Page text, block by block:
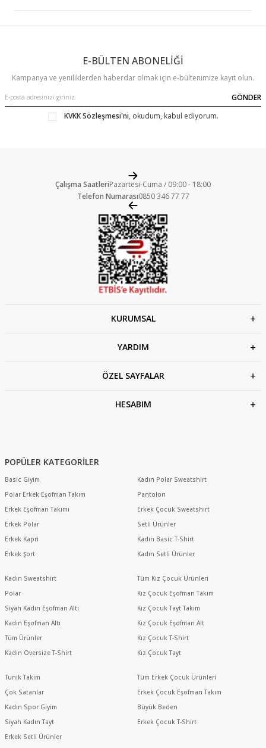
E-BÜLTEN ABONELİĞİ
Kampanya ve yeniliklerden haberdar olmak için e-bültenimize kayıt olun.
GÖNDER
KVKK Sözleşmesi'ni, okudum, kabul ediyorum.
Çalışma SaatleriPazartesi-Cuma / 09:00 - 18:00
Telefon Numarası0850 346 77 77
KURUMSAL
YARDIM
ÖZEL SAYFALAR
HESABIM
POPÜLER KATEGORİLER
Basic Giyim
Polar Erkek Eşofman Takım
Erkek Eşofman Takımı
Erkek Polar
Erkek Kapri
Erkek Şort
Kadın Sweatshirt
Polar
Siyah Kadın Eşofman Altı
Kadın Eşofman Altı
Tüm Ürünler
Kadın Oversize T-Shirt
Tunik Takım
Çok Satanlar
Kadın Spor Giyim
Siyah Kadın Tayt
Erkek Setli Ürünler
Kadın Polar Sweatshirt
Pantolon
Erkek Çocuk Sweatshirt
Setli Ürünler
Kadın Basic T-Shirt
Kadın Setli Ürünler
Tüm Kız Çocuk Ürünleri
Kız Çocuk Eşofman Takım
Kız Çocuk Tayt Takım
Kız Çocuk Eşofman Alt
Kız Çocuk T-Shirt
Kız Çocuk Tayt
Tüm Erkek Çocuk Ürünleri
Erkek Çocuk Eşofman Takım
Büyük Beden
Erkek Çocuk T-Shirt